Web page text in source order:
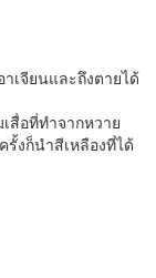
เจียนและถึงตายได้
สื่อที่ทำจากหวาย
งก็นำสีเหลืองที่ได้